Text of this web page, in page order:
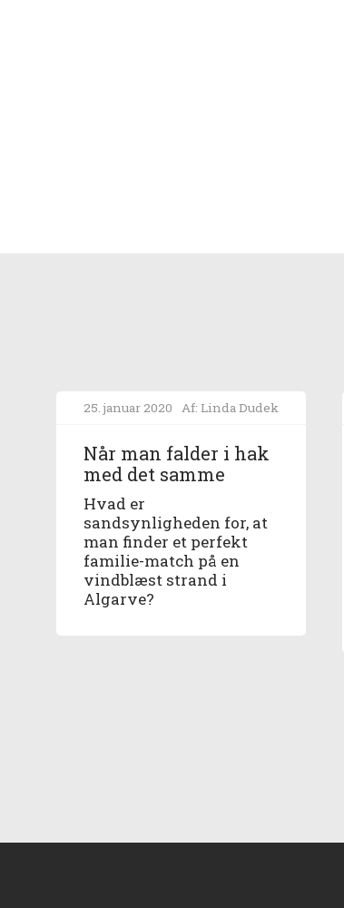
25. januar 2020 Af: Linda Dudek
Når man falder i hak
med det samme
Hvad er
sandsynligheden for, at
man finder et perfekt
familie-match på en
vindblæst strand i
Algarve?